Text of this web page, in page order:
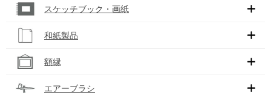
スケッチブック・画紙
和紙製品
額縁
エアーブラシ